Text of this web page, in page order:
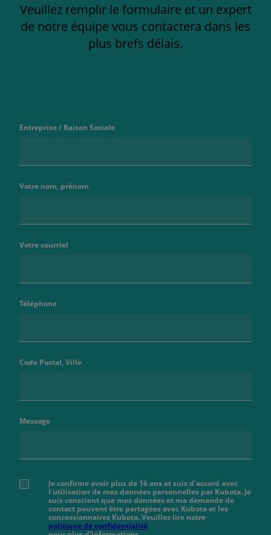
Veuillez remplir le formulaire et un expert
de notre équipe vous contactera dans les
plus brefs délais.
Entreprise / Raison Sociale
Votre nom, prénom
Votre courriel
Téléphone
Code Postal, Ville
Message
Je confirme avoir plus de 16 ans et suis d'accord avec
l'utilisation de mes données personnelles par Kubota. Je
suis conscient que mes données et ma demande de
contact peuvent être partagées avec Kubota et les
concessionnaires Kubota. Veuillez lire notre
politique de confidentialité